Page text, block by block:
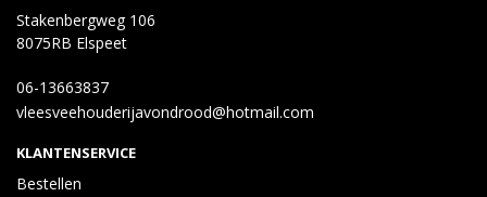
Stakenbergweg 106
8075RB Elspeet
06-13663837
vleesveehouderijavondrood@hotmail.com
KLANTENSERVICE
Bestellen